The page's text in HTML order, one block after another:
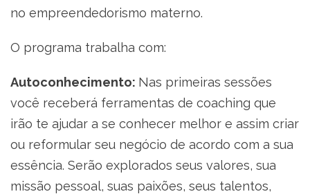
no empreendedorismo materno.
O programa trabalha com:
Autoconhecimento: Nas primeiras sessões
você receberá ferramentas de coaching que
irão te ajudar a se conhecer melhor e assim criar
ou reformular seu negócio de acordo com a sua
essência. Serão explorados seus valores, sua
missão pessoal, suas paixões, seus talentos,